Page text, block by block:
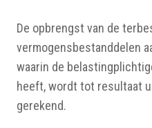
De opbrengst van de
vermogensbestanddelen
waarin de
heeft, wordt tot resultaat
gerekend.